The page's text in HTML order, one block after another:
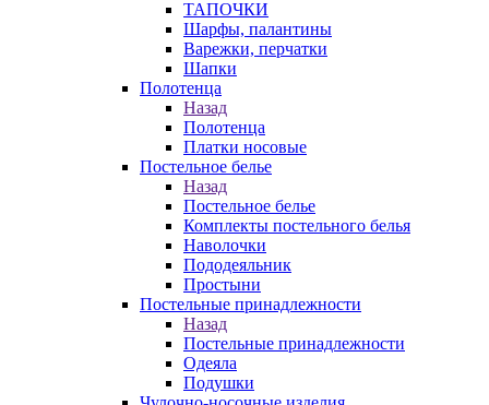
ТАПОЧКИ
Шарфы, палантины
Варежки, перчатки
Шапки
Полотенца
Назад
Полотенца
Платки носовые
Постельное белье
Назад
Постельное белье
Комплекты постельного белья
Наволочки
Пододеяльник
Простыни
Постельные принадлежности
Назад
Постельные принадлежности
Одеяла
Подушки